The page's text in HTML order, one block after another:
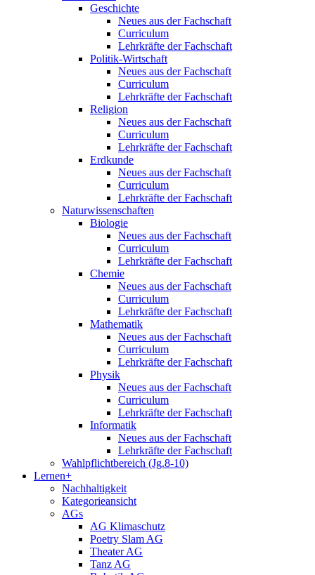
Geschichte
Neues aus der Fachschaft
Curriculum
Lehrkräfte der Fachschaft
Politik-Wirtschaft
Neues aus der Fachschaft
Curriculum
Lehrkräfte der Fachschaft
Religion
Neues aus der Fachschaft
Curriculum
Lehrkräfte der Fachschaft
Erdkunde
Neues aus der Fachschaft
Curriculum
Lehrkräfte der Fachschaft
Naturwissenschaften
Biologie
Neues aus der Fachschaft
Curriculum
Lehrkräfte der Fachschaft
Chemie
Neues aus der Fachschaft
Curriculum
Lehrkräfte der Fachschaft
Mathematik
Neues aus der Fachschaft
Curriculum
Lehrkräfte der Fachschaft
Physik
Neues aus der Fachschaft
Curriculum
Lehrkräfte der Fachschaft
Informatik
Neues aus der Fachschaft
Lehrkräfte der Fachschaft
Wahlpflichtbereich (Jg.8-10)
Lernen+
Nachhaltigkeit
Kategorieansicht
AGs
AG Klimaschutz
Poetry Slam AG
Theater AG
Tanz AG